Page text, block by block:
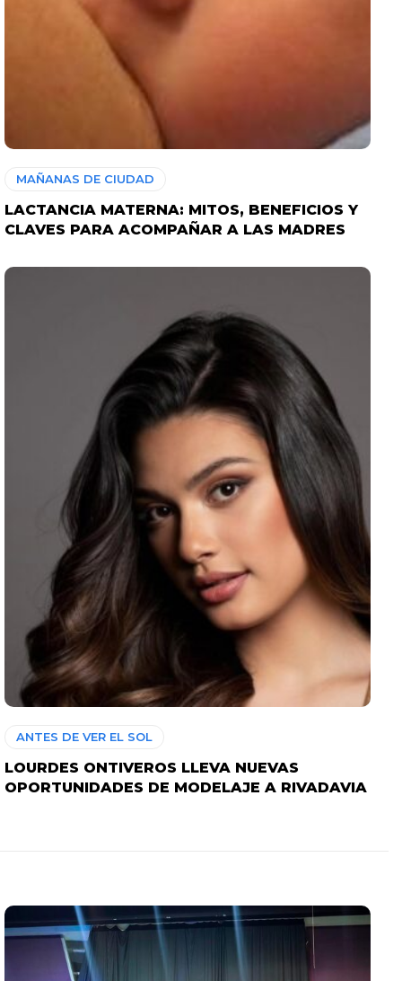
MAÑANAS DE CIUDAD
LACTANCIA MATERNA: MITOS, BENEFICIOS Y
CLAVES PARA ACOMPAÑAR A LAS MADRES
ANTES DE VER EL SOL
LOURDES ONTIVEROS LLEVA NUEVAS
OPORTUNIDADES DE MODELAJE A RIVADAVIA